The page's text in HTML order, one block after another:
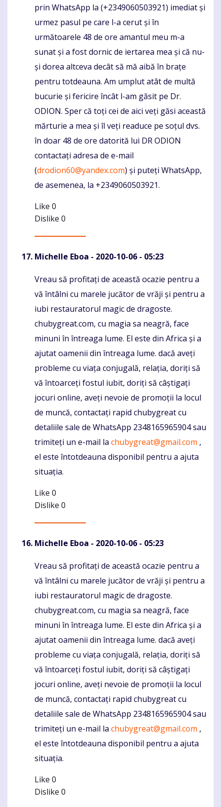
prin WhatsApp la (+2349060503921) imediat și
urmez pasul pe care l-a cerut și în
următoarele 48 de ore amantul meu m-a
sunat și a fost dornic de iertarea mea și că nu-
și dorea altceva decât să mă aibă în brațe
pentru totdeauna. Am umplut atât de multă
bucurie și fericire încât l-am găsit pe Dr.
ODION. Sper că toți cei de aici veți găsi această
mărturie a mea și îl veți readuce pe soțul dvs.
în doar 48 de ore datorită lui DR ODION
contactați adresa de e-mail
(drodion60@yandex.com) și puteți WhatsApp,
de asemenea, la +2349060503921.
Like 0
Dislike 0
Michelle Eboa - 2020-10-06 - 05:23
Komentaras
Vreau să profitați de această ocazie pentru a
vă întâlni cu marele jucător de vrăji și pentru a
iubi restauratorul magic de dragoste.
chubygreat.com, cu magia sa neagră, face
minuni în întreaga lume. El este din Africa și a
ajutat oamenii din întreaga lume. dacă aveți
probleme cu viața conjugală, relația, doriți să
vă întoarceți fostul iubit, doriți să câștigați
jocuri online, aveți nevoie de promoții la locul
de muncă, contactați rapid chubygreat cu
detaliile sale de WhatsApp 2348165965904 sau
trimiteți un e-mail la chubygreat@gmail.com ,
el este întotdeauna disponibil pentru a ajuta
situația.
Like 0
Dislike 0
Michelle Eboa - 2020-10-06 - 05:23
Komentaras
Vreau să profitați de această ocazie pentru a
vă întâlni cu marele jucător de vrăji și pentru a
iubi restauratorul magic de dragoste.
chubygreat.com, cu magia sa neagră, face
minuni în întreaga lume. El este din Africa și a
ajutat oamenii din întreaga lume. dacă aveți
probleme cu viața conjugală, relația, doriți să
vă întoarceți fostul iubit, doriți să câștigați
jocuri online, aveți nevoie de promoții la locul
de muncă, contactați rapid chubygreat cu
detaliile sale de WhatsApp 2348165965904 sau
trimiteți un e-mail la chubygreat@gmail.com ,
el este întotdeauna disponibil pentru a ajuta
situația.
Like 0
Dislike 0